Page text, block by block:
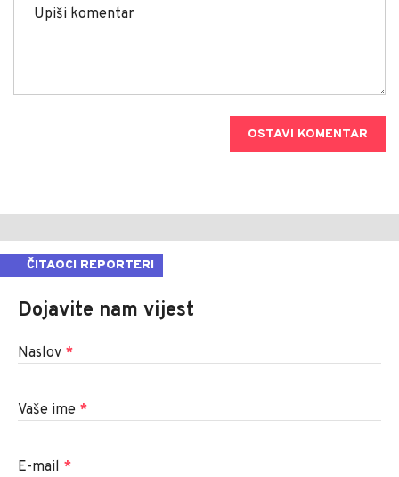
OSTAVI KOMENTAR
ČITAOCI REPORTERI
Dojavite nam vijest
Naslov *
Vaše ime *
E-mail *